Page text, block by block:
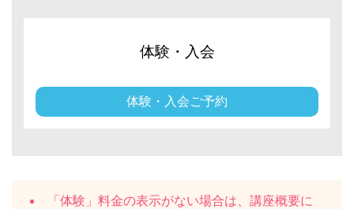
体験・入会
体験・入会ご予約
「体験」料金の表示がない場合は、講座概要に